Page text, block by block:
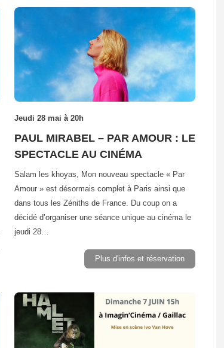
Jeudi 28 mai à 20h
PAUL MIRABEL – PAR AMOUR : LE
SPECTACLE AU CINÉMA
Salam les khoyas, Mon nouveau spectacle « Par
Amour » est désormais complet à Paris ainsi que
dans tous les Zéniths de France. Du coup on a
décidé d’organiser une séance unique au cinéma le
jeudi 28…
Plus d'infos et réservation